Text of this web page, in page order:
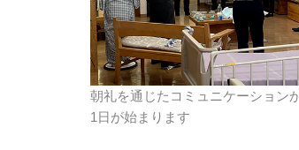
朝礼を通じたコミュニケーション
1日が始まります